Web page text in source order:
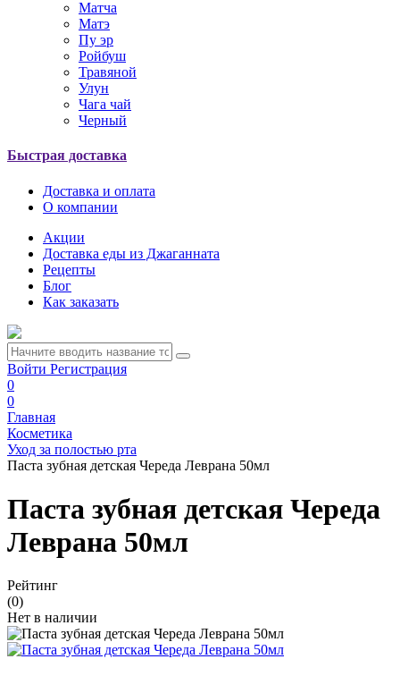
Матча
Матэ
Пу эр
Ройбуш
Травяной
Улун
Чага чай
Черный
Быстрая доставка
Доставка и оплата
О компании
Акции
Доставка еды из Джаганната
Рецепты
Блог
Как заказать
Войти Регистрация
0
0
Главная
Косметика
Уход за полостью рта
Паста зубная детская Череда Леврана 50мл
Паста зубная детская Череда
Леврана 50мл
Рейтинг
(0)
Нет в наличии